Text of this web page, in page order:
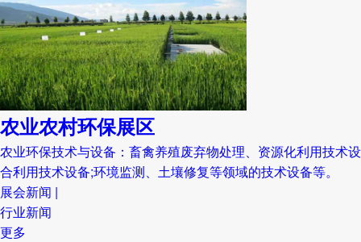
农业农村环保展区
农业环保技术与设备：畜禽养殖废弃物处理、资源化利用技术
合利用技术设备;环境监测、土壤修复等领域的技术设备等。
展会新闻 |
行业新闻
更多